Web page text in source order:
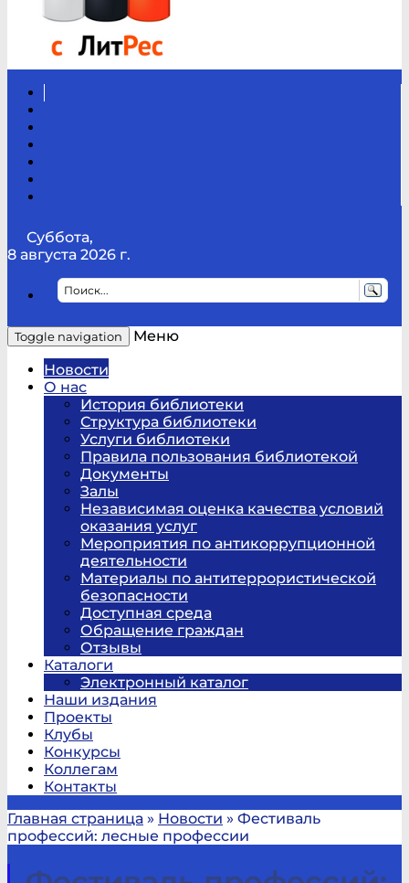
Суббота,
8 августа 2026 г.
Toggle navigation
Меню
Новости
О нас
История библиотеки
Структура библиотеки
Услуги библиотеки
Правила пользования библиотекой
Документы
Залы
Независимая оценка качества условий
оказания услуг
Мероприятия по антикоррупционной
деятельности
Материалы по антитеррористической
безопасности
Доступная среда
Обращение граждан
Отзывы
Каталоги
Электронный каталог
Наши издания
Проекты
Клубы
Конкурсы
Коллегам
Контакты
Главная страница » Новости » Фестиваль
профессий: лесные профессии